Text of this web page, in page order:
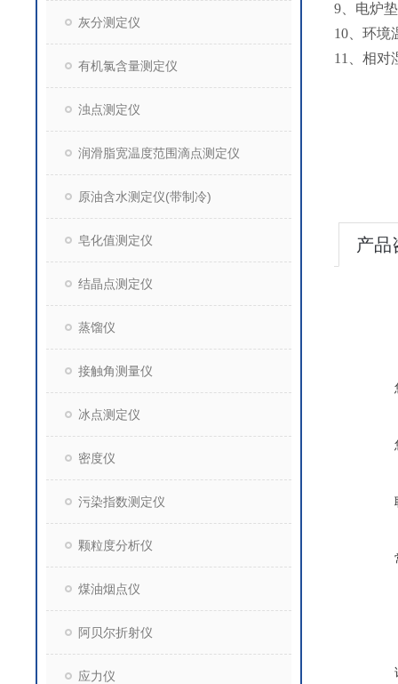
灰分测定仪
有机氯含量测定仪
浊点测定仪
润滑脂宽温度范围滴点测定仪
原油含水测定仪(带制冷)
皂化值测定仪
结晶点测定仪
蒸馏仪
接触角测量仪
冰点测定仪
密度仪
污染指数测定仪
颗粒度分析仪
煤油烟点仪
阿贝尔折射仪
应力仪
9、电炉
10、环
11、相对
产品